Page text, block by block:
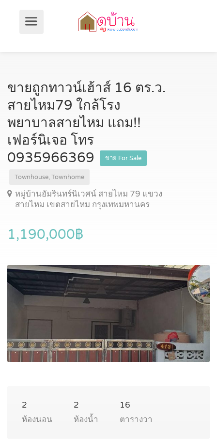
ขายถูกทาวน์เฮ้าส์ 16 ตร.ว.
สายไหม79 ใกล้โรง
พยาบาลสายไหม แถม!!
เฟอร์นิเจอ โทร
0935966369
ขาย For Sale
Townhouse, Townhome
หมู่บ้านอัมรินทร์นิเวศน์ สายไหม 79 แขวง
สายไหม เขตสายไหม กรุงเทพมหานคร
1,190,000฿
2
ห้องนอน
2
ห้องน้ำ
16
ตารางวา